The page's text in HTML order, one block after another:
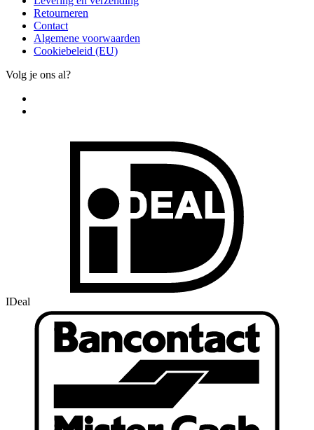
Retourneren
Contact
Algemene voorwaarden
Cookiebeleid (EU)
Volg je ons al?
IDeal